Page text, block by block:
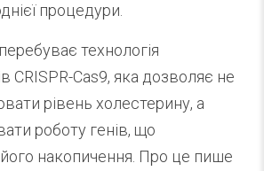
процедури.
перебуває технологія
CRISPR-Cas9, яка дозволяє не
рівень холестерину, а
роботу генів, що
накопичення. Про це пише